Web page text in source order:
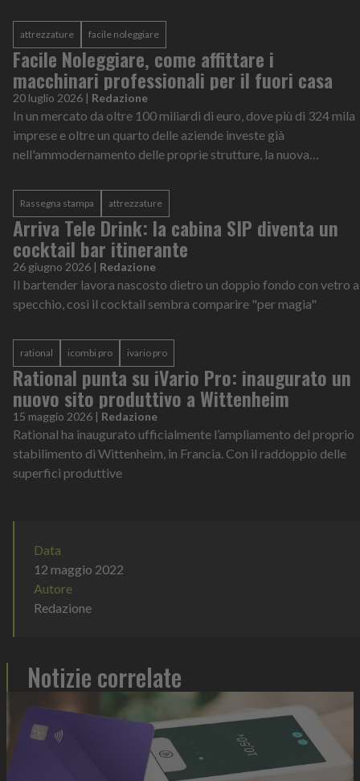
attrezzature facile noleggiare
Facile Noleggiare, come affittare i
macchinari professionali per il fuori casa
20 luglio 2026 | Redazione
In un mercato da oltre 100 miliardi di euro, dove più di 324 mila
imprese e oltre un quarto delle aziende investe già
nell'ammodernamento delle proprie strutture, la nuova
Rassegna stampa attrezzature
Arriva Tele Drink: la cabina SIP diventa un
cocktail bar itinerante
26 giugno 2026 | Redazione
Il bartender lavora nascosto dietro un doppio fondo con vetro a
specchio, così il cocktail sembra comparire "per magia"
rational icombi pro ivario pro
Rational punta su iVario Pro: inaugurato un
nuovo sito produttivo a Wittenheim
15 maggio 2026 | Redazione
Rational ha inaugurato ufficialmente l’ampliamento del proprio
stabilimento di Wittenheim, in Francia. Con il raddoppio delle
superfici produttive
Data
12 maggio 2022
Autore
Redazione
Notizie correlate